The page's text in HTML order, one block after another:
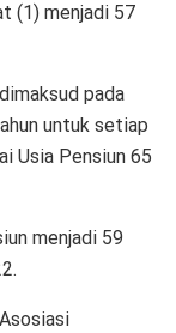
(1) menjadi 57
pada
untuk setiap
Usia Pensiun 65
menjadi 59